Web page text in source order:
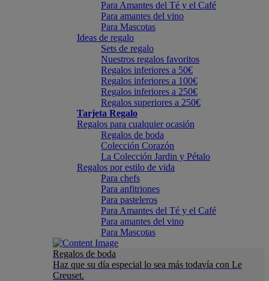
Para Amantes del Té y el Café
Para amantes del vino
Para Mascotas
Ideas de regalo
Sets de regalo
Nuestros regalos favoritos
Regalos inferiores a 50€
Regalos inferiores a 100€
Regalos inferiores a 250€
Regalos superiores a 250€
Tarjeta Regalo
Regalos para cualquier ocasión
Regalos de boda
Colección Corazón
La Colección Jardin y Pétalo
Regalos por estilo de vida
Para chefs
Para anfitriones
Para pasteleros
Para Amantes del Té y el Café
Para amantes del vino
Para Mascotas
Regalos de boda
Haz que su día especial lo sea más todavía con Le
Creuset.